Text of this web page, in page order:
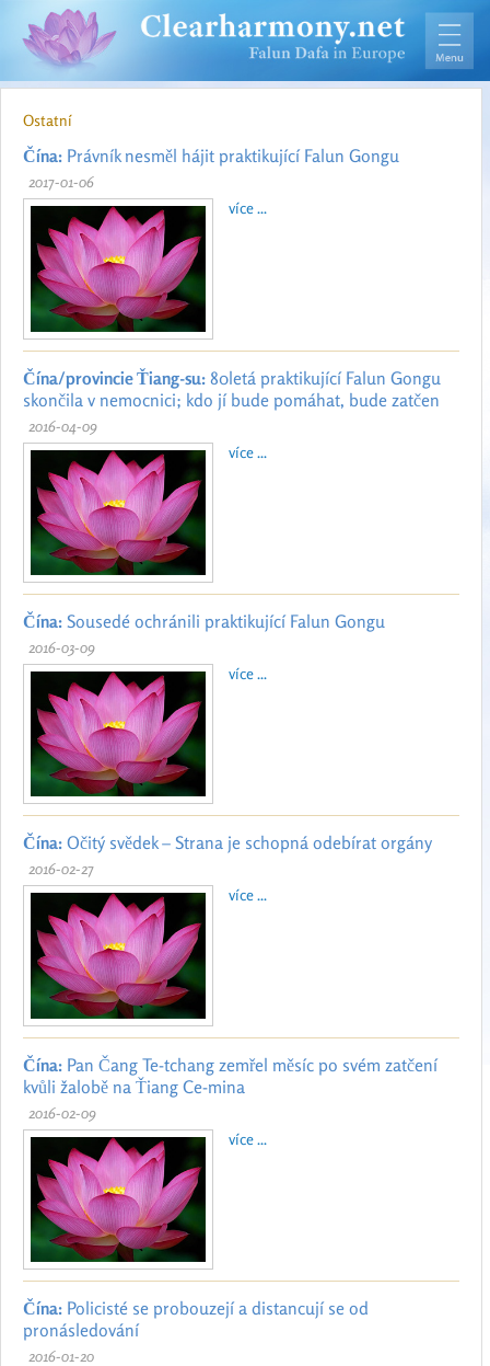
Ostatní
Čína: Právník nesměl hájit praktikující Falun Gongu
2017-01-06
více ...
Čína/provincie Ťiang-su: 80letá praktikující Falun Gongu
skončila v nemocnici; kdo jí bude pomáhat, bude zatčen
2016-04-09
více ...
Čína: Sousedé ochránili praktikující Falun Gongu
2016-03-09
více ...
Čína: Očitý svědek – Strana je schopná odebírat orgány
2016-02-27
více ...
Čína: Pan Čang Te-tchang zemřel měsíc po svém zatčení
kvůli žalobě na Ťiang Ce-mina
2016-02-09
více ...
Čína: Policisté se probouzejí a distancují se od
pronásledování
2016-01-20